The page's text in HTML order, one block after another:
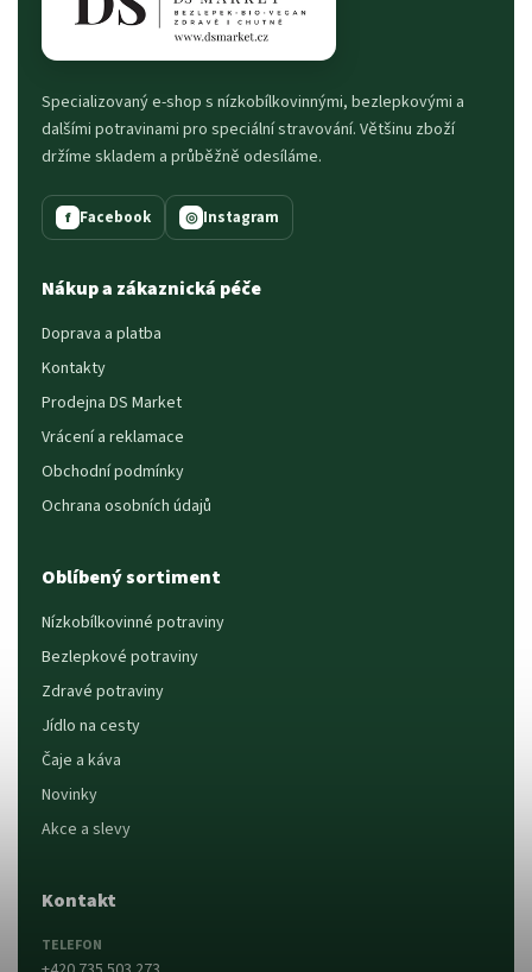
Specializovaný e-shop s nízkobílkovinnými, bezlepkovými a
dalšími potravinami pro speciální stravování. Většinu zboží
držíme skladem a průběžně odesíláme.
f Facebook ◎ Instagram
Nákup a zákaznická péče
Doprava a platba
Kontakty
Prodejna DS Market
Vrácení a reklamace
Obchodní podmínky
Ochrana osobních údajů
Oblíbený sortiment
Nízkobílkovinné potraviny
Bezlepkové potraviny
Zdravé potraviny
Jídlo na cesty
Čaje a káva
Novinky
Akce a slevy
Kontakt
TELEFON